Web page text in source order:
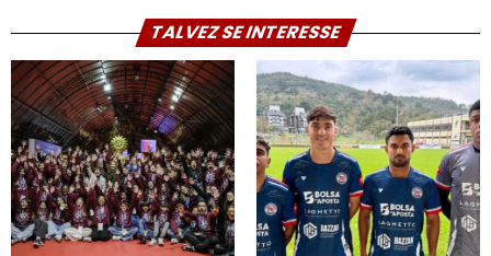
TALVEZ SE INTERESSE